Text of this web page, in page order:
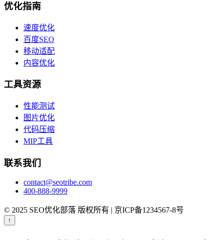
优化指南
速度优化
百度SEO
移动适配
内容优化
工具资源
性能测试
图片优化
代码压缩
MIP工具
联系我们
contact@seotribe.com
400-888-9999
© 2025 SEO优化部落 版权所有 | 京ICP备1234567-8号
↑